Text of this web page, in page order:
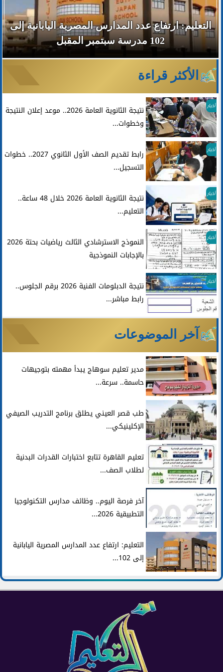
التعليم: ارتفاع عدد المدارس المصرية اليابانية إلى
102 مدرسة سبتمبر المقبل
الأكثر قراءة
أخبار
نتيجة الثانوية العامة 2026.. موعد إعلان النتيجة
وخطوات...
أخبار
رابط تقديم الصف الأول الثانوي 2027.. خطوات
التسجيل...
أخبار
نتيجة الثانوية العامة 2026 خلال 48 ساعة..
التعليم...
أخبار
النموذج الاسترشادي الثالث رياضيات بحتة 2026
بالإجابات النموذجية
أخبار
نتيجة الدبلومات الفنية 2026 برقم الجلوس..
رابط مباشر...
آخر الموضوعات
مدير تعليم سوهاج يبدأ مهمته بتوجيهات
حاسمة.. سرعة...
طب قصر العيني يطلق برنامج التدريب الصيفي
الإكلينيكي...
تعليم القاهرة تتابع اختبارات القدرات البدنية
لطلاب الصف...
آخر فرصة اليوم.. وظائف مدارس التكنولوجيا
التطبيقية 2026...
التعليم: ارتفاع عدد المدارس المصرية اليابانية
إلى 102...